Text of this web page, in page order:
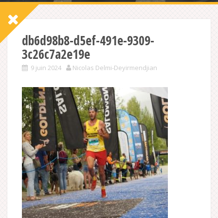
db6d98b8-d5ef-491e-9309-
3c26c7a2e19e
9 juin 2024 Nicolas Delmi-Deyirmendjian